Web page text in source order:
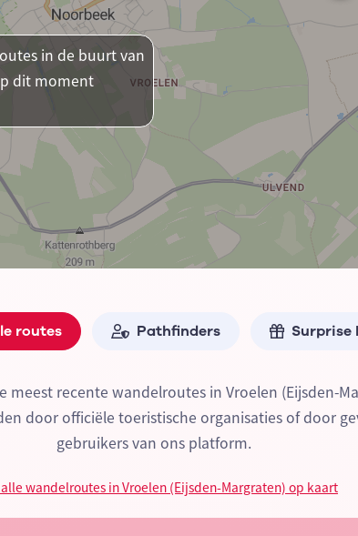
in de buurt van
dit moment
routes Pathfinders Surprise
meest recente wandelroutes in Vroelen (Eijsden-
door officiële toeristische organisaties of door
gebruikers van ons platform.
alle wandelroutes in Vroelen (Eijsden-Margraten) op kaart